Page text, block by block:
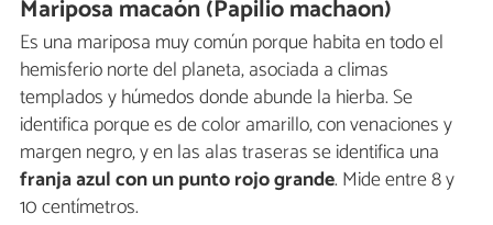
Mariposa macaón (Papilio machaon)
Es una mariposa muy común porque habita en todo el
hemisferio norte del planeta, asociada a climas
templados y húmedos donde abunde la hierba. Se
identifica porque es de color amarillo, con venaciones y
margen negro, y en las alas traseras se identifica una
franja azul con un punto rojo grande. Mide entre 8 y
10 centímetros.